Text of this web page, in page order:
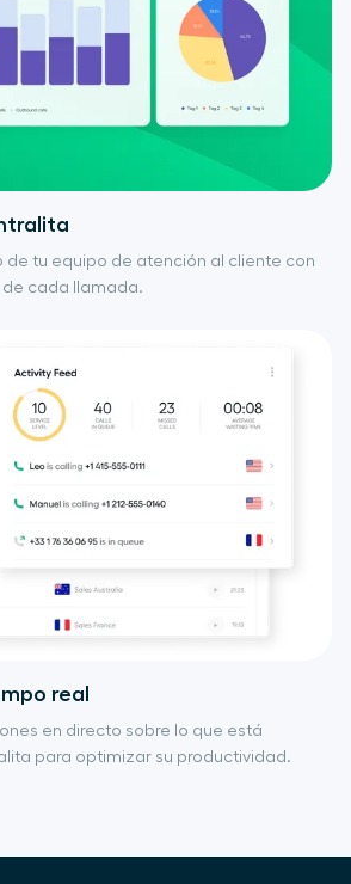
de tu equipo de atención al cliente con
cada llamada.
real
en directo sobre lo que está
para optimizar su productividad.